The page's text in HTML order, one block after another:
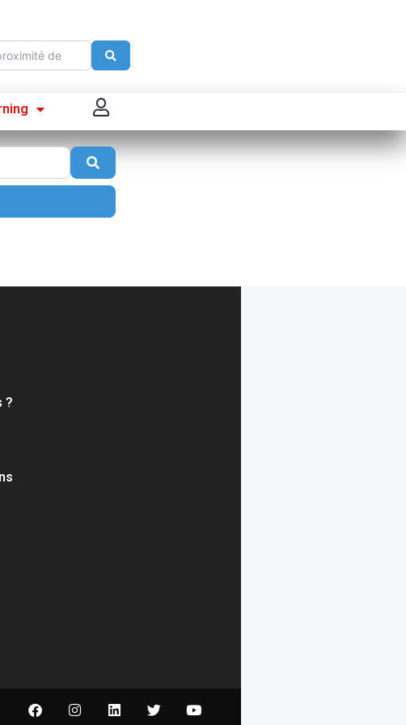
de
Se connecter
S’enregistrer
Poster sur French Morning
?